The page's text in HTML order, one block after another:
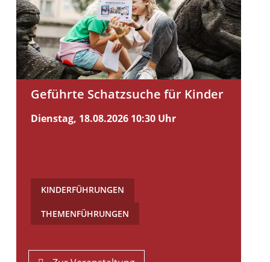
Geführte Schatzsuche für Kinder
Dienstag, 18.08.2026 10:30 Uhr
KINDERFÜHRUNGEN
THEMENFÜHRUNGEN